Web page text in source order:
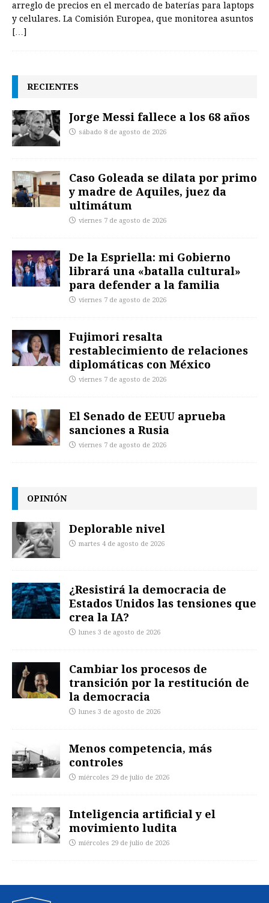
arreglo de precios en el mercado de baterías para laptops
y celulares. La Comisión Europea, que monitorea asuntos
[…]
RECIENTES
Jorge Messi fallece a los 68 años
sábado 8 de agosto de 2026
Caso Goleada se dilata por primo
y madre de Aquiles, juez da
ultimátum
viernes 7 de agosto de 2026
De la Espriella: mi Gobierno
librará una «batalla cultural»
para defender a la familia
viernes 7 de agosto de 2026
Fujimori resalta
restablecimiento de relaciones
diplomáticas con México
viernes 7 de agosto de 2026
El Senado de EEUU aprueba
sanciones a Rusia
viernes 7 de agosto de 2026
OPINIÓN
Deplorable nivel
martes 4 de agosto de 2026
¿Resistirá la democracia de
Estados Unidos las tensiones que
crea la IA?
lunes 3 de agosto de 2026
Cambiar los procesos de
transición por la restitución de
la democracia
lunes 3 de agosto de 2026
Menos competencia, más
controles
miércoles 29 de julio de 2026
Inteligencia artificial y el
movimiento ludita
miércoles 29 de julio de 2026